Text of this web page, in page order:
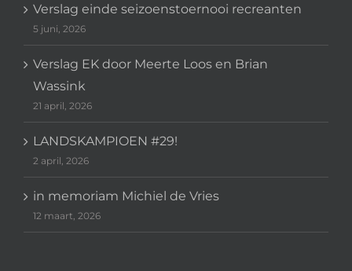
Verslag einde seizoenstoernooi recreanten
5 juni, 2026
Verslag EK door Meerte Loos en Brian
Wassink
21 april, 2026
LANDSKAMPIOEN #29!
2 april, 2026
in memoriam Michiel de Vries
12 maart, 2026